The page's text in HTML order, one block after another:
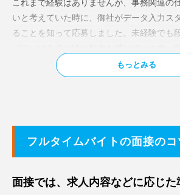
これまで経験はありませんが、事務関連の
いと考えていた時に、御社がデータ入力ス
ることを知って応募しました。未経験でも
易なので、もし採用していただけたらでき
いと考えています。
自己PRを書く際は、フルタイム勤務がし
段から規則正しい生活をしている」など、
できる生活スタイルである点などもアピー
もっとみる
フルタイムバイトの面接のコ
面接では、求人内容などに応じた